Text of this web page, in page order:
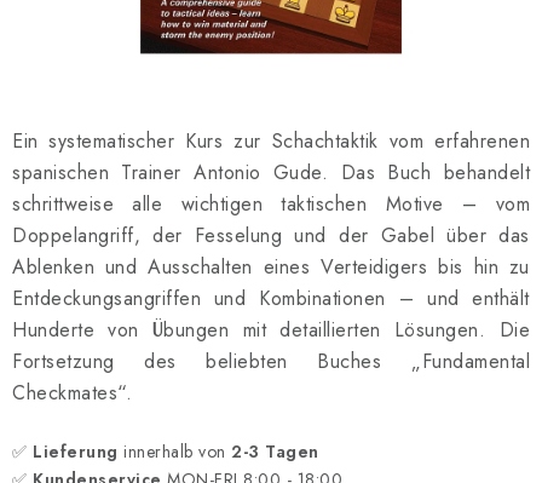
SCHACH GESCHENKE
KONTAKT
Kontakt FAQ Über uns
Schachblog
Geschäftsbedingungen
Ein systematischer Kurs zur Schachtaktik vom erfahrenen
spanischen Trainer Antonio Gude. Das Buch behandelt
schrittweise alle wichtigen taktischen Motive – vom
Doppelangriff, der Fesselung und der Gabel über das
Ablenken und Ausschalten eines Verteidigers bis hin zu
Entdeckungsangriffen und Kombinationen – und enthält
Hunderte von Übungen mit detaillierten Lösungen. Die
Fortsetzung des beliebten Buches „Fundamental
Checkmates“.
✅ Lieferung innerhalb von 2-3 Tagen